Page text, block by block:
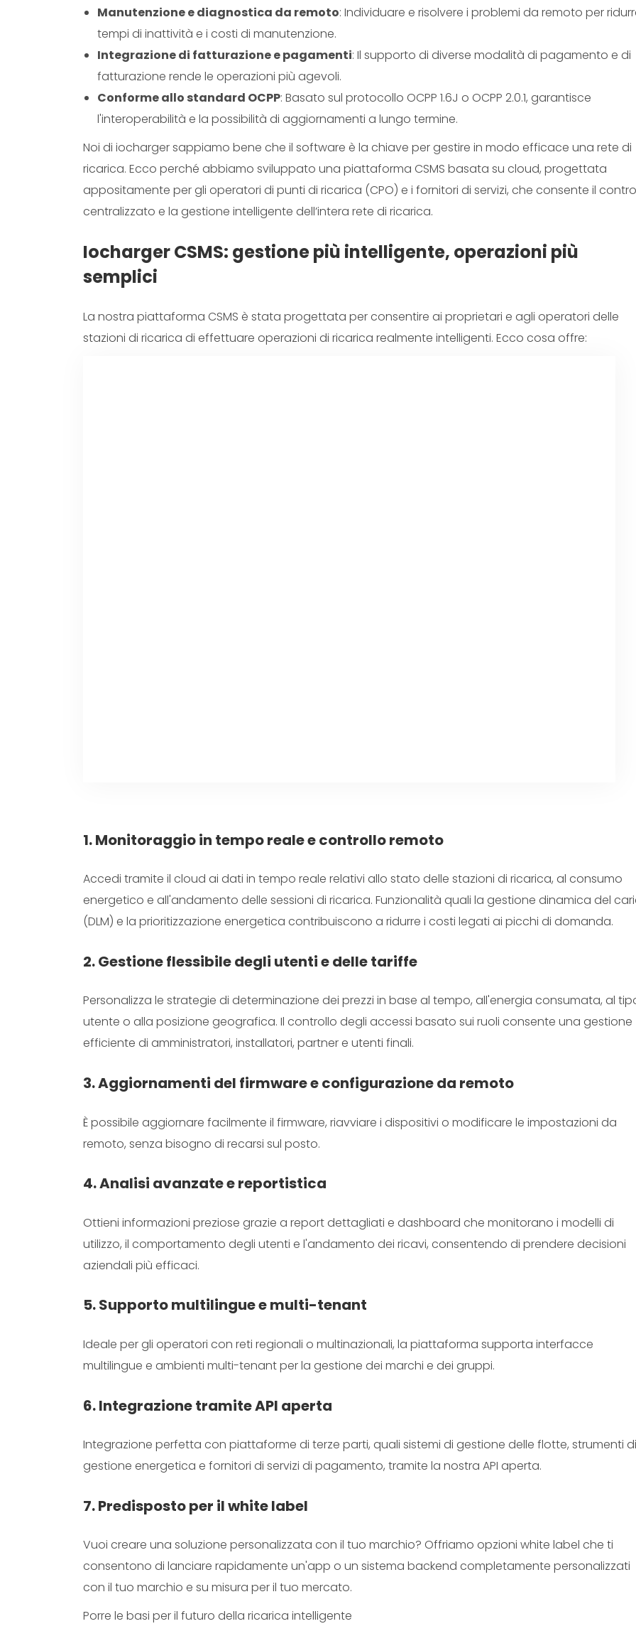
Manutenzione e diagnostica da remoto: Individuare e risolvere i problemi da remoto per
tempi di inattività e i costi di manutenzione.
Integrazione di fatturazione e pagamenti: Il supporto di diverse modalità di pagamento e di
fatturazione rende le operazioni più agevoli.
Conforme allo standard OCPP: Basato sul protocollo OCPP 1.6J o OCPP 2.0.1, garantisce
l'interoperabilità e la possibilità di aggiornamenti a lungo termine.
Noi di iocharger sappiamo bene che il software è la chiave per gestire in modo efficace una rete di
ricarica. Ecco perché abbiamo sviluppato una piattaforma CSMS basata su cloud, progettata
appositamente per gli operatori di punti di ricarica (CPO) e i fornitori di servizi, che consente il
centralizzato e la gestione intelligente dell’intera rete di ricarica.
Iocharger CSMS: gestione più intelligente, operazioni più
semplici
La nostra piattaforma CSMS è stata progettata per consentire ai proprietari e agli operatori delle
stazioni di ricarica di effettuare operazioni di ricarica realmente intelligenti. Ecco cosa offre:
1. Monitoraggio in tempo reale e controllo remoto
Accedi tramite il cloud ai dati in tempo reale relativi allo stato delle stazioni di ricarica, al consumo
energetico e all'andamento delle sessioni di ricarica. Funzionalità quali la gestione dinamica del
(DLM) e la prioritizzazione energetica contribuiscono a ridurre i costi legati ai picchi di domanda.
2. Gestione flessibile degli utenti e delle tariffe
Personalizza le strategie di determinazione dei prezzi in base al tempo, all'energia consumata, al
utente o alla posizione geografica. Il controllo degli accessi basato sui ruoli consente una gestione
efficiente di amministratori, installatori, partner e utenti finali.
3. Aggiornamenti del firmware e configurazione da remoto
È possibile aggiornare facilmente il firmware, riavviare i dispositivi o modificare le impostazioni da
remoto, senza bisogno di recarsi sul posto.
4. Analisi avanzate e reportistica
Ottieni informazioni preziose grazie a report dettagliati e dashboard che monitorano i modelli di
utilizzo, il comportamento degli utenti e l'andamento dei ricavi, consentendo di prendere decisioni
aziendali più efficaci.
5. Supporto multilingue e multi-tenant
Ideale per gli operatori con reti regionali o multinazionali, la piattaforma supporta interfacce
multilingue e ambienti multi-tenant per la gestione dei marchi e dei gruppi.
6. Integrazione tramite API aperta
Integrazione perfetta con piattaforme di terze parti, quali sistemi di gestione delle flotte, strumenti di
gestione energetica e fornitori di servizi di pagamento, tramite la nostra API aperta.
7. Predisposto per il white label
Vuoi creare una soluzione personalizzata con il tuo marchio? Offriamo opzioni white label che ti
consentono di lanciare rapidamente un'app o un sistema backend completamente personalizzati
con il tuo marchio e su misura per il tuo mercato.
Porre le basi per il futuro della ricarica intelligente